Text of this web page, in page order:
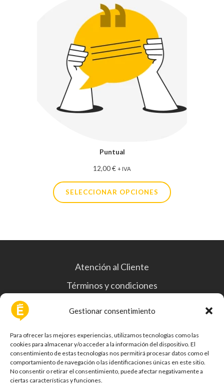
Gestionar consentimiento
Para ofrecer las mejores experiencias, utilizamos tecnologías como las
cookies para almacenar y/o acceder a la información del dispositivo. El
consentimiento de estas tecnologías nos permitirá procesar datos como el
comportamiento de navegación o las identificaciones únicas en este sitio.
No consentir o retirar el consentimiento, puede afectar negativamente a
ciertas características y funciones.
Puntual
12,00€ + IVA
SELECCIONAR OPCIONES
Atención al Cliente
Términos y condiciones
Te ayudamos a eliminar reseñas falsas o perjudiciales de